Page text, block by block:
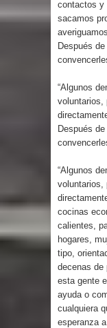
contactos y
sacamos
Después
“Algunos
voluntarios,
Después
“Algunos
voluntarios,
cocinas
calientes,
hogares,
tipo,
decenas de
esta gente
ayuda o
cualquiera
esperanza